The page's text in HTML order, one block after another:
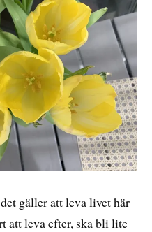
gäller att leva livet här
att leva efter, ska bli lite